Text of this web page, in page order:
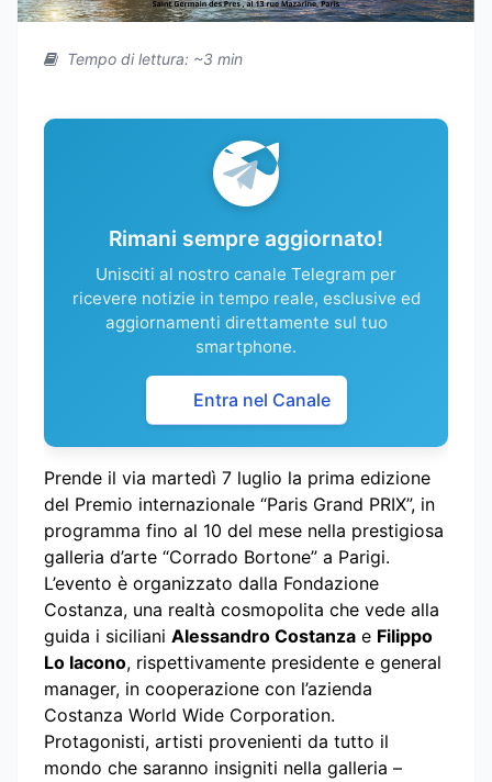
Tempo di lettura: ~3 min
Rimani sempre aggiornato!
Unisciti al nostro canale Telegram per
ricevere notizie in tempo reale, esclusive ed
aggiornamenti direttamente sul tuo
smartphone.
Entra nel Canale
Prende il via martedì 7 luglio la prima edizione
del Premio internazionale “Paris Grand PRIX”, in
programma fino al 10 del mese nella prestigiosa
galleria d’arte “Corrado Bortone” a Parigi.
L’evento è organizzato dalla Fondazione
Costanza, una realtà cosmopolita che vede alla
guida i siciliani Alessandro Costanza e Filippo
Lo Iacono, rispettivamente presidente e general
manager, in cooperazione con l’azienda
Costanza World Wide Corporation.
Protagonisti, artisti provenienti da tutto il
mondo che saranno insigniti nella galleria –